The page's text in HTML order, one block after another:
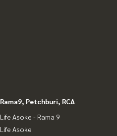
Rama9, Petchburi, RCA
Life Asoke - Rama 9
Life Asoke